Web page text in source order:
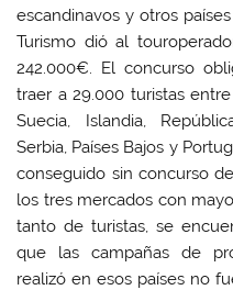
escandinavos y otros
Turismo dió al
242.000€. El concurso
traer a 29.000 turistas
Suecia, Islandia,
Serbia, Países Bajos y
conseguido sin concurso
los tres mercados con
tanto de turistas, se
que las campañas de
realizó en esos países no